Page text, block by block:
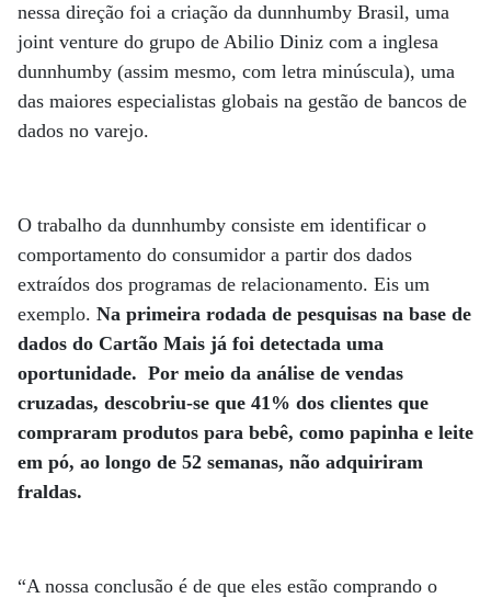
nessa direção foi a criação da dunnhumby Brasil, uma
joint venture do grupo de Abilio Diniz com a inglesa
dunnhumby (assim mesmo, com letra minúscula), uma
das maiores especialistas globais na gestão de bancos de
dados no varejo.
O trabalho da dunnhumby consiste em identificar o
comportamento do consumidor a partir dos dados
extraídos dos programas de relacionamento. Eis um
exemplo. Na primeira rodada de pesquisas na base de
dados do Cartão Mais já foi detectada uma
oportunidade. Por meio da análise de vendas
cruzadas, descobriu-se que 41% dos clientes que
compraram produtos para bebê, como papinha e leite
em pó, ao longo de 52 semanas, não adquiriram
fraldas.
“A nossa conclusão é de que eles estão comprando o